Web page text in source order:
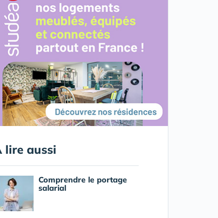
lire aussi
Comprendre le portage
salarial